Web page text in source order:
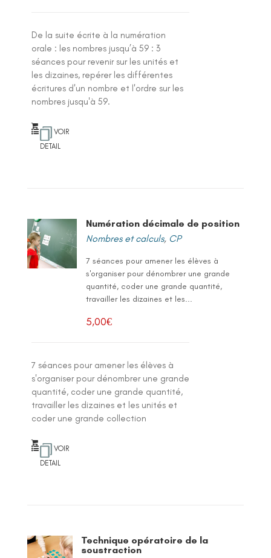
De la suite écrite à la numération
orale : les nombres jusqu’à 59 : 3
séances pour revenir sur les unités et
les dizaines, repérer les différentes
écritures d'un nombre et l'ordre sur les
nombres jusqu'à 59.
VOIR
DETAIL
Numération décimale de position
Nombres et calculs, CP
7 séances pour amener les élèves à
s'organiser pour dénombrer une grande
quantité, coder une grande quantité,
travailler les dizaines et les...
5,00€
7 séances pour amener les élèves à
s'organiser pour dénombrer une grande
quantité, coder une grande quantité,
travailler les dizaines et les unités et
coder une grande collection
VOIR
DETAIL
Technique opératoire de la
soustraction